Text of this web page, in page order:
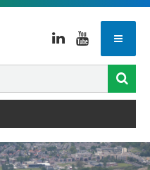
LinkedinYoutube